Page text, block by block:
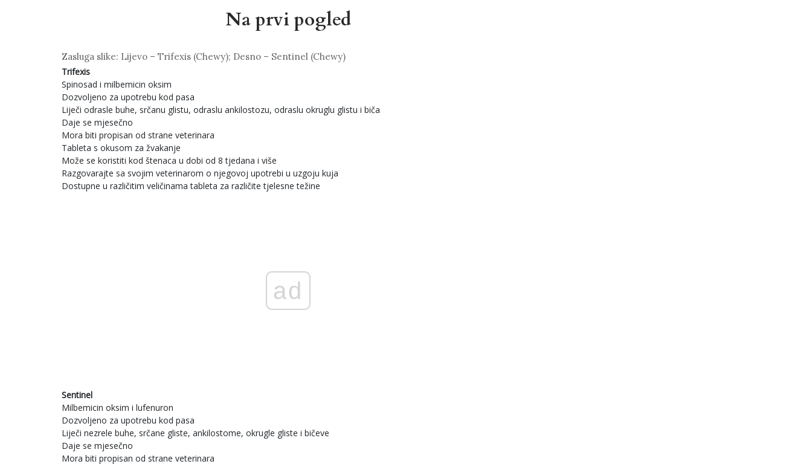
Na prvi pogled
Zasluga slike: Lijevo – Trifexis (Chewy); Desno – Sentinel (Chewy)
Trifexis
Spinosad i milbemicin oksim
Dozvoljeno za upotrebu kod pasa
Liječi odrasle buhe, srčanu glistu, odraslu ankilostozu, odraslu okruglu glistu i biča
Daje se mjesečno
Mora biti propisan od strane veterinara
Tableta s okusom za žvakanje
Može se koristiti kod štenaca u dobi od 8 tjedana i više
Razgovarajte sa svojim veterinarom o njegovoj upotrebi u uzgoju kuja
Dostupne u različitim veličinama tableta za različite tjelesne težine
ad
Sentinel
Milbemicin oksim i lufenuron
Dozvoljeno za upotrebu kod pasa
Liječi nezrele buhe, srčane gliste, ankilostome, okrugle gliste i bičeve
Daje se mjesečno
Mora biti propisan od strane veterinara